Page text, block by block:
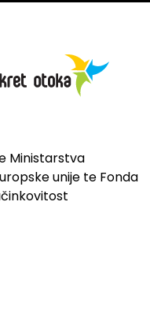
Ministarstva
unije te Fonda